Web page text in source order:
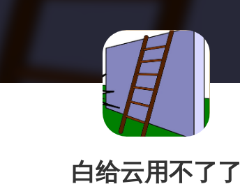
白给云用不了了